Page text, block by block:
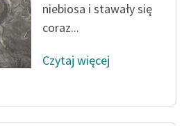
niebiosa i stawały się
coraz...
Czytaj więcej